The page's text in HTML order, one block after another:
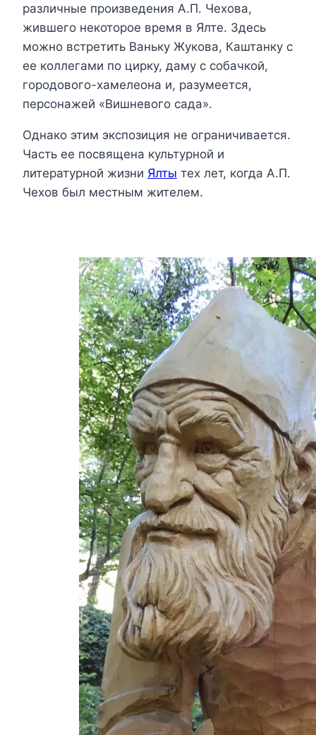
различные произведения А.П. Чехова,
жившего некоторое время в Ялте. Здесь
можно встретить Ваньку Жукова, Каштанку с
ее коллегами по цирку, даму с собачкой,
городового-хамелеона и, разумеется,
персонажей «Вишневого сада».
Однако этим экспозиция не ограничивается.
Часть ее посвящена культурной и
литературной жизни Ялты тех лет, когда А.П.
Чехов был местным жителем.